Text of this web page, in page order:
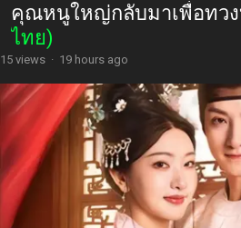
คุณหนูใหญ่กลับมาเพื่อทว
ไทย)
15 views · 19 hours ago